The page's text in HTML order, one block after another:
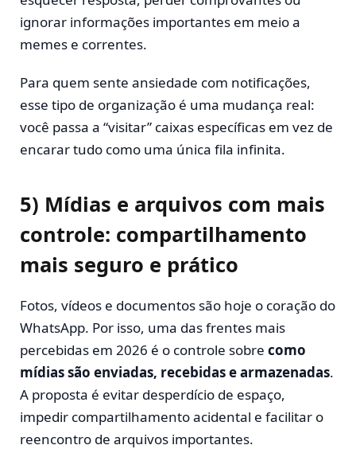
ignorar informações importantes em meio a
memes e correntes.
Para quem sente ansiedade com notificações,
esse tipo de organização é uma mudança real:
você passa a “visitar” caixas específicas em vez de
encarar tudo como uma única fila infinita.
5) Mídias e arquivos com mais
controle: compartilhamento
mais seguro e prático
Fotos, vídeos e documentos são hoje o coração do
WhatsApp. Por isso, uma das frentes mais
percebidas em 2026 é o controle sobre como
mídias são enviadas, recebidas e armazenadas.
A proposta é evitar desperdício de espaço,
impedir compartilhamento acidental e facilitar o
reencontro de arquivos importantes.